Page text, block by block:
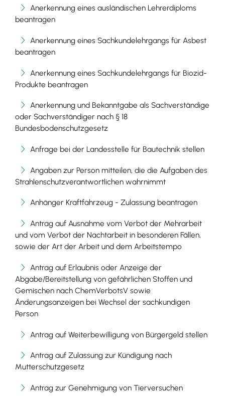
Anerkennung eines ausländischen Lehrerdiploms
beantragen
Anerkennung eines Sachkundelehrgangs für Asbest
beantragen
Anerkennung eines Sachkundelehrgangs für Biozid-
Produkte beantragen
Anerkennung und Bekanntgabe als Sachverständige
oder Sachverständiger nach § 18
Bundesbodenschutzgesetz
Anfrage bei der Landesstelle für Bautechnik stellen
Angaben zur Person mitteilen, die die Aufgaben des
Strahlenschutzverantwortlichen wahrnimmt
Anhänger Kraftfahrzeug - Zulassung beantragen
Antrag auf Ausnahme vom Verbot der Mehrarbeit
und vom Verbot der Nachtarbeit in besonderen Fällen,
sowie der Art der Arbeit und dem Arbeitstempo
Antrag auf Erlaubnis oder Anzeige der
Abgabe/Bereitstellung von gefährlichen Stoffen und
Gemischen nach ChemVerbotsV sowie
Änderungsanzeigen bei Wechsel der sachkundigen
Person
Antrag auf Weiterbewilligung von Bürgergeld stellen
Antrag auf Zulassung zur Kündigung nach
Mutterschutzgesetz
Antrag zur Genehmigung von Tierversuchen